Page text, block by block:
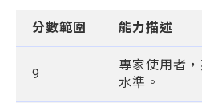
分數範圍 能力描述
9
專家使用者
水準。